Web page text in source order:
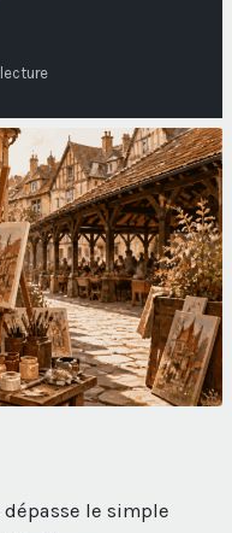
le simple